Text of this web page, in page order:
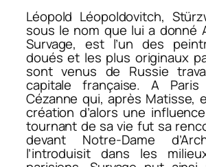
Léopold Léopoldovitch,
sous le nom que lui a donné
Survage, est l’un des
doués et les plus originaux
sont venus de Russie
capitale française. A
Cézanne qui, après Matisse,
création d’alors une
tournant de sa vie fut sa
devant Notre-Dame
l’introduisit dans les